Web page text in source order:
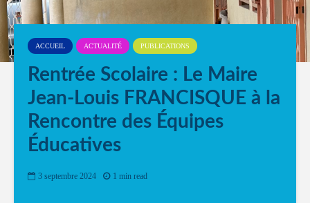
ACCUEIL ACTUALITÉ PUBLICATIONS
Rentrée Scolaire : Le Maire
Jean-Louis FRANCISQUE à la
Rencontre des Équipes
Éducatives
3 septembre 2024 1 min read